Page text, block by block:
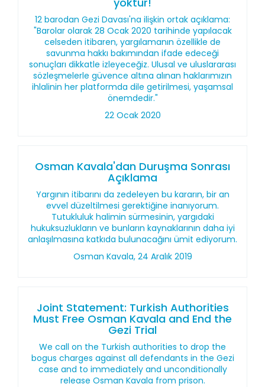
12 barodan Gezi Davası'na ilişkin ortak açıklama:
"Barolar olarak 28 Ocak 2020 tarihinde yapılacak
celseden itibaren, yargılamanın özellikle de
savunma hakkı bakımından ifade edeceği
sonuçları dikkatle izleyeceğiz. Ulusal ve uluslararası
sözleşmelerle güvence altına alınan haklarımızın
ihlalinin her platformda dile getirilmesi, yaşamsal
önemdedir."
22 Ocak 2020
Osman Kavala'dan Duruşma Sonrası
Açıklama
Yargının itibarını da zedeleyen bu kararın, bir an
evvel düzeltilmesi gerektiğine inanıyorum.
Tutukluluk halimin sürmesinin, yargıdaki
hukuksuzlukların ve bunların kaynaklarının daha iyi
anlaşılmasına katkıda bulunacağını ümit ediyorum.
Osman Kavala, 24 Aralık 2019
Joint Statement: Turkish Authorities
Must Free Osman Kavala and End the
Gezi Trial
We call on the Turkish authorities to drop the
bogus charges against all defendants in the Gezi
case and to immediately and unconditionally
release Osman Kavala from prison.